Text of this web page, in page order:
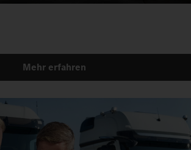
Mehr erfahren